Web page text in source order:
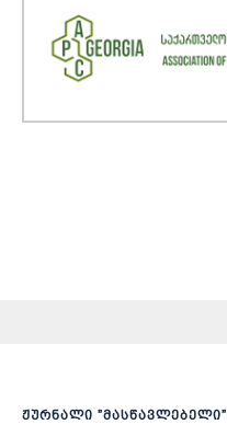
ჟურნალი ”მასწავლებელი”